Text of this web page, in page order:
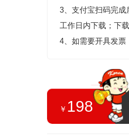
3、支付宝扫码完成
工作日内下载； 下
4、如需要开具发票
￥ 198